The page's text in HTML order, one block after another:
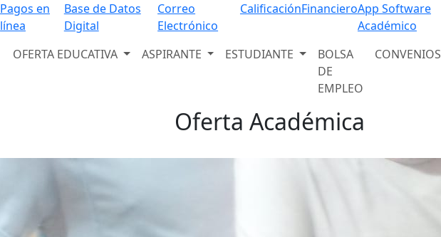
Pagos en
línea
Base de Datos
Digital
Correo
Electrónico
CalificaciónFinancieroApp Software
Académico
OFERTA EDUCATIVA ASPIRANTE ESTUDIANTE
BOLSA
DE
EMPLEO
CONVENIOS
Oferta Académica